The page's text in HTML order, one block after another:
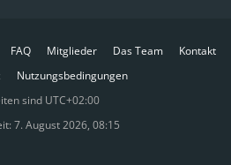
FAQ Mitglieder Das Team
Kontakt
Nutzungsbedingungen
sind UTC+02:00
7. August 2026, 08:15